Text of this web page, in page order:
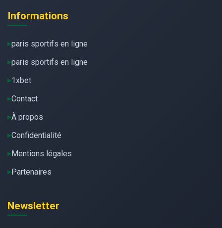
Informations
paris sportifs en ligne
paris sportifs en ligne
1xbet
Contact
À propos
Confidentialité
Mentions légales
Partenaires
Newsletter